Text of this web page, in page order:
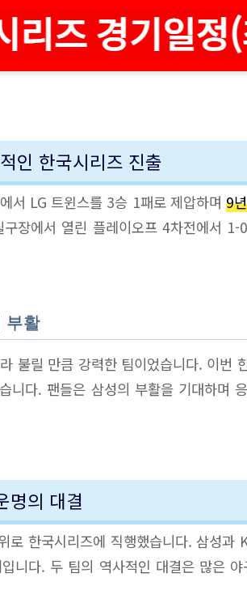
인 한국시리즈 진출
서 LG 트윈스를 3승 1패로 제압하며 9
장에서 열린 플레이오프 4차전에서 1-
부활
불릴 만큼 강력한 팀이었습니다. 이번
니다. 팬들은 삼성의 부활을 기대하며
명의 대결
로 한국시리즈에 직행했습니다. 삼성과
니다. 두 팀의 역사적인 대결은 많은